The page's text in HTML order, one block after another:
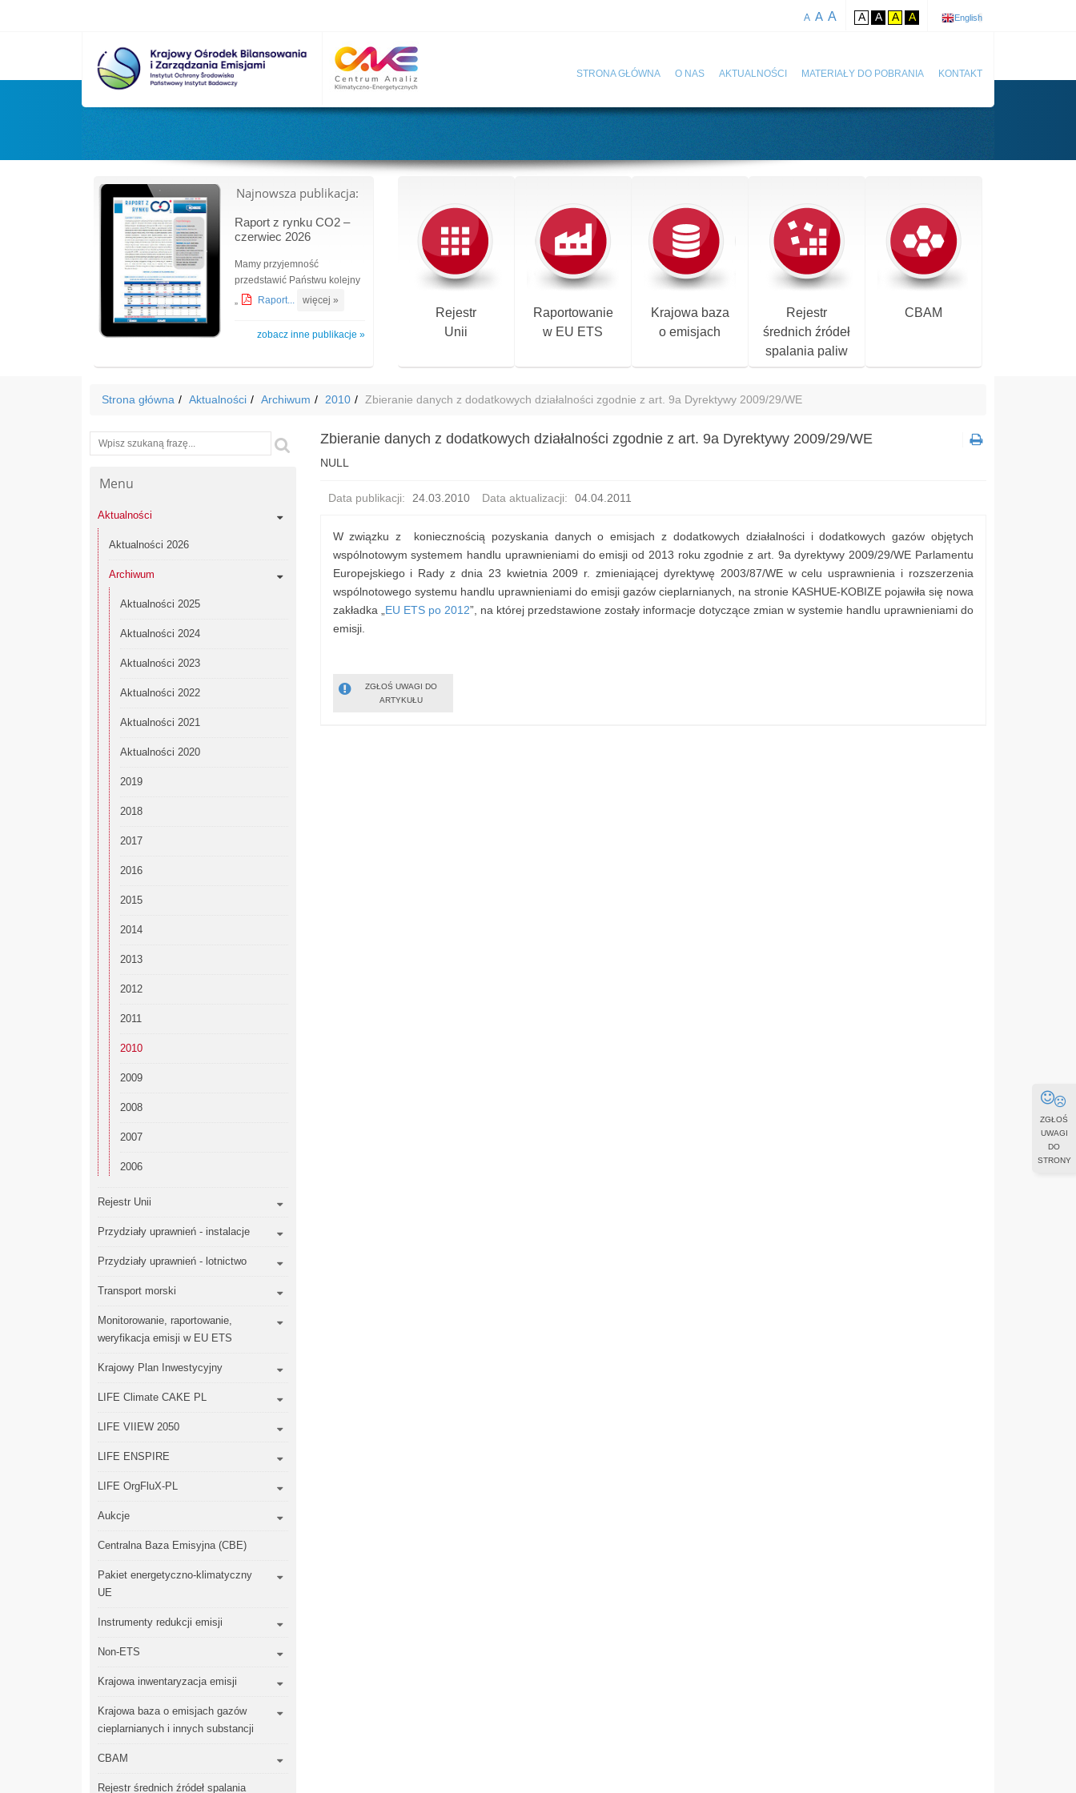
A A A A A A A English
STRONA GŁÓWNA O NAS AKTUALNOŚCI MATERIAŁY DO POBRANIA KONTAKT
Najnowsza publikacja:
Raport z rynku CO2 –
czerwiec 2026
Mamy przyjemność
przedstawić Państwu kolejny
„
Raport... więcej »
zobacz inne publikacje »
Rejestr
Unii
Raportowanie
w EU ETS
Krajowa baza
o emisjach
Rejestr
średnich źródeł
spalania paliw
CBAM
Strona główna Aktualności Archiwum 2010 Zbieranie danych z dodatkowych działalności zgodnie z art. 9a Dyrektywy 2009/29/WE
Wyszukiwarka Szukaj
Menu
Aktualności
Aktualności 2026
Archiwum
Aktualności 2025
Aktualności 2024
Aktualności 2023
Aktualności 2022
Aktualności 2021
Aktualności 2020
2019
2018
2017
2016
2015
2014
2013
2012
2011
2010
2009
2008
2007
2006
Rejestr Unii
Przydziały uprawnień - instalacje
Przydziały uprawnień - lotnictwo
Transport morski
Monitorowanie, raportowanie,
weryfikacja emisji w EU ETS
Krajowy Plan Inwestycyjny
LIFE Climate CAKE PL
LIFE VIIEW 2050
LIFE ENSPIRE
LIFE OrgFluX-PL
Aukcje
Centralna Baza Emisyjna (CBE)
Pakiet energetyczno-klimatyczny
UE
Instrumenty redukcji emisji
Non-ETS
Krajowa inwentaryzacja emisji
Krajowa baza o emisjach gazów
cieplarnianych i innych substancji
CBAM
Rejestr średnich źródeł spalania
Zbieranie danych z dodatkowych działalności zgodnie z art. 9a Dyrektywy 2009/29/WE
NULL
Data publikacji: 24.03.2010 Data aktualizacji: 04.04.2011
W związku z koniecznością pozyskania danych o emisjach z dodatkowych działalności i dodatkowych gazów objętych
wspólnotowym systemem handlu uprawnieniami do emisji od 2013 roku zgodnie z art. 9a dyrektywy 2009/29/WE Parlamentu
Europejskiego i Rady z dnia 23 kwietnia 2009 r. zmieniającej dyrektywę 2003/87/WE w celu usprawnienia i rozszerzenia
wspólnotowego systemu handlu uprawnieniami do emisji gazów cieplarnianych, na stronie KASHUE-KOBIZE pojawiła się nowa
zakładka „ EU ETS po 2012”, na której przedstawione zostały informacje dotyczące zmian w systemie handlu uprawnieniami do
emisji.
ZGŁOŚ UWAGI DO
ARTYKUŁU
ZGŁOŚ
UWAGI
DO
STRONY